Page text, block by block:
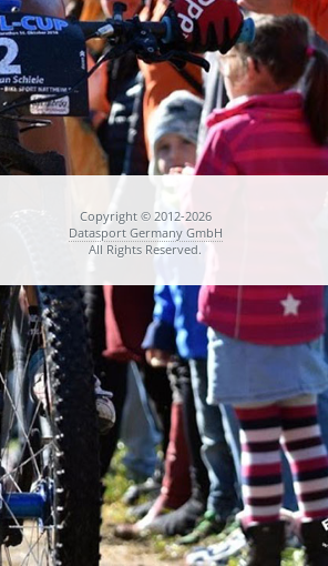
Copyright © 2012-2026
Datasport Germany GmbH
All Rights Reserved.